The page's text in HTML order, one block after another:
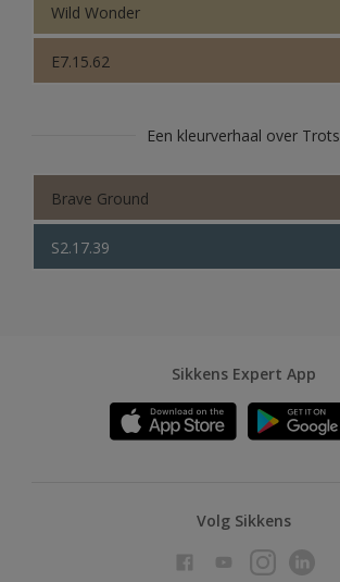
Wild Wonder
E7.15.62
Een kleurverhaal over Trots
Brave Ground
S2.17.39
Sikkens Expert App
Volg Sikkens